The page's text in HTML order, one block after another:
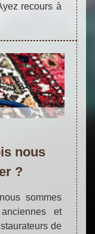
recours à
nous
?
sommes
et
de